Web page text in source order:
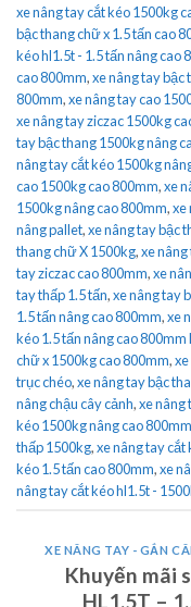
xe nâng tay cắt kéo 1500kg
bậc thang chữ x 1.5 tấn cao
kéo hl1.5t - 1.5 tấn nâng cao
cao 800mm,xe nâng tay bậc
800mm,xe nâng tay cao
xe nâng tay ziczac 1500kg
tay bậc thang 1500kg nâng
nâng tay cắt kéo 1500kg
cao 1500kg cao 800mm,xe
1500kg nâng cao 800mm,xe
nâng pallet,xe nâng tay bậc
thang chữ X 1500kg,xe nâng
tay ziczac cao 800mm,xe
tay thấp 1.5 tấn,xe nâng tay
1.5 tấn nâng cao 800mm,xe
kéo 1.5 tấn nâng cao 800mm
chữ x 1500kg cao 800mm,
trục chéo,xe nâng tay bậc
nâng chậu cây cảnh,xe nâng
kéo 1500kg nâng cao 800mm
thấp 1500kg,xe nâng tay cắt
kéo 1.5 tấn cao 800mm,xe
nâng tay cắt kéo hl1.5t -
XE NÂNG TAY - GẮN
Khuyến mãi
HL1.5T –